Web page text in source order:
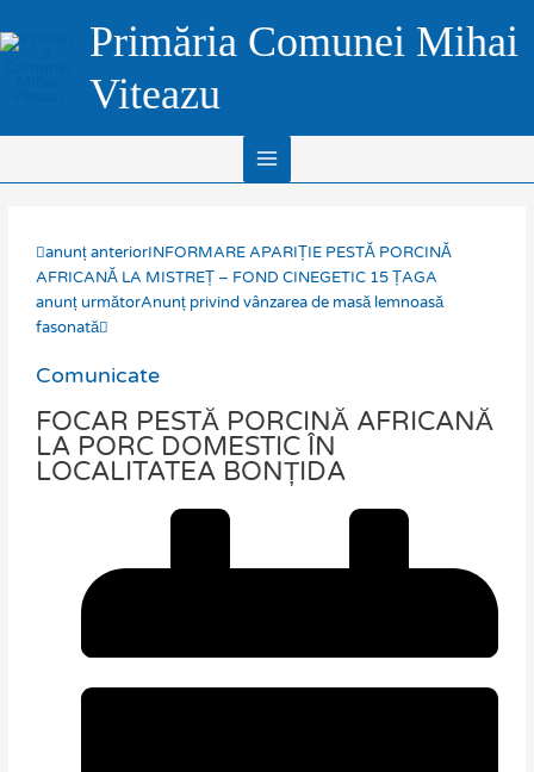
to
Primăria Comunei Mihai
Viteazu
Menu
Prev
anunț anteriorINFORMARE APARIȚIE PESTĂ PORCINĂ
AFRICANĂ LA MISTREȚ – FOND CINEGETIC 15 ȚAGA
anunț următorAnunț privind vânzarea de masă lemnoasă
fasonată
Next
Comunicate
FOCAR PESTĂ PORCINĂ AFRICANĂ
LA PORC DOMESTIC ÎN
LOCALITATEA BONȚIDA